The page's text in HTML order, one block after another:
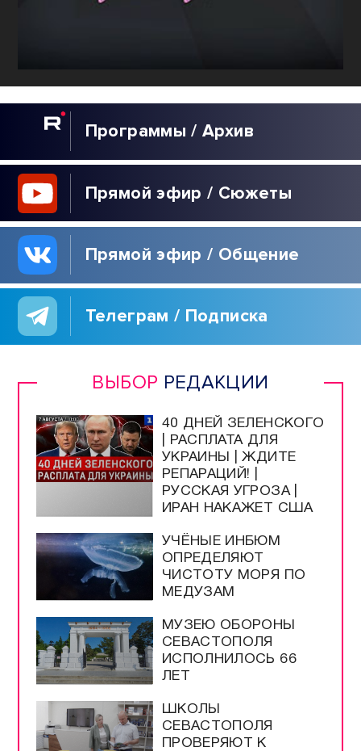
Программы / Архив
Прямой эфир / Сюжеты
Прямой эфир / Общение
Телеграм / Подписка
ВЫБОР РЕДАКЦИИ
40 ДНЕЙ ЗЕЛЕНСКОГО
| РАСПЛАТА ДЛЯ
УКРАИНЫ | ЖДИТЕ
РЕПАРАЦИЙ! |
РУССКАЯ УГРОЗА |
ИРАН НАКАЖЕТ США
УЧЁНЫЕ ИНБЮМ
ОПРЕДЕЛЯЮТ
ЧИСТОТУ МОРЯ ПО
МЕДУЗАМ
МУЗЕЮ ОБОРОНЫ
СЕВАСТОПОЛЯ
ИСПОЛНИЛОСЬ 66
ЛЕТ
ШКОЛЫ
СЕВАСТОПОЛЯ
ПРОВЕРЯЮТ К